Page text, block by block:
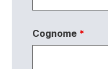
Cognome *